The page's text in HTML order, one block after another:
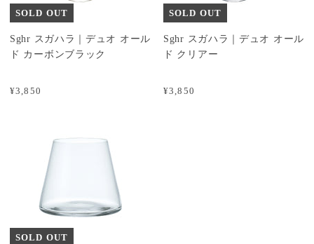
SOLD OUT
¥3,850
Sghr スガハラ｜デュオ オール
ド カーボンブラック
SOLD OUT
¥3,850
Sghr スガハラ｜デュオ オール
ド クリアー
SOLD OUT